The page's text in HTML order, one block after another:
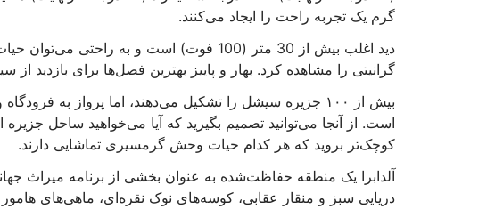
گرم یک تجربه راحت را ایجاد می‌کنند.
دید اغلب بیش از 30 متر (100 فوت) است و
گرانیتی را مشاهده کرد. بهار و پاییز بهترین فصل‌ها برای بازدید
بیش از ۱۰۰ جزیره سیشل را تشکیل می‌دهند، اما پرواز به
است. از آنجا می‌توانید تصمیم بگیرید که آیا می‌خواهید ساحل
کوچک‌تر بروید که هر کدام حیات وحش گرمسیری تماشایی دارند.
آلدابرا یک منطقه حفاظت‌شده به عنوان بخشی از برنامه میراث
دریایی سبز و منقار عقابی، کوسه‌های نوک نقره‌ای، ماهی‌های